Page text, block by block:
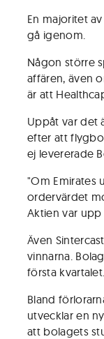
En majoritet
gå igenom.
Någon större
affären, även
är att
Uppåt var det
efter att
ej levererade
"Om Emirates
ordervärdet
Aktien var
Även
vinnarna.
första
Bland
utvecklar en
att bolagets